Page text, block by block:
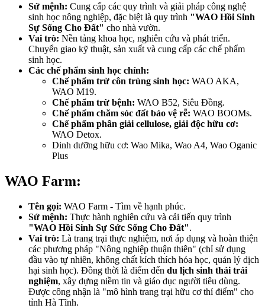
Sứ mệnh: Cung cấp các quy trình và giải pháp công nghệ
sinh học nông nghiệp, đặc biệt là quy trình "WAO Hồi Sinh
Sự Sống Cho Đất" cho nhà vườn.
Vai trò: Nền tảng khoa học, nghiên cứu và phát triển.
Chuyển giao kỹ thuật, sản xuất và cung cấp các chế phẩm
sinh học.
Các chế phẩm sinh học chính:
Chế phẩm trừ côn trùng sinh học: WAO AKA,
WAO M19.
Chế phẩm trừ bệnh: WAO B52, Siêu Đồng.
Chế phẩm chăm sóc đất bảo vệ rễ: WAO BOOMs.
Chế phẩm phân giải cellulose, giải độc hữu cơ:
WAO Detox.
Dinh dưỡng hữu cơ: Wao Mika, Wao A4, Wao Oganic
Plus
WAO Farm:
Tên gọi: WAO Farm - Tìm về hạnh phúc.
Sứ mệnh: Thực hành nghiên cứu và cải tiến quy trình
"WAO Hồi Sinh Sự Sức Sống Cho Đất".
Vai trò: Là trang trại thực nghiệm, nơi áp dụng và hoàn thiện
các phương pháp "Nông nghiệp thuận thiên" (chỉ sử dụng
đầu vào tự nhiên, không chất kích thích hóa học, quản lý dịch
hại sinh học). Đồng thời là điểm đến du lịch sinh thái trải
nghiệm, xây dựng niềm tin và giáo dục người tiêu dùng.
Được công nhận là "mô hình trang trại hữu cơ thí điểm" cho
tỉnh Hà Tĩnh.